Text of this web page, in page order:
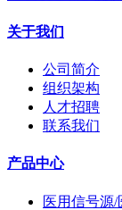
关于我们
公司简介
组织架构
人才招聘
联系我们
产品中心
医用信号源